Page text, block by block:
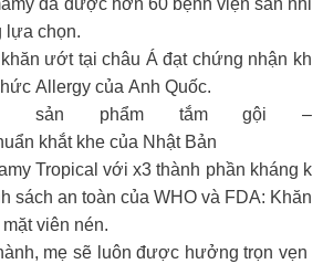
đã được hơn 60 bệnh viện sản nhi
lựa chọn.
ướt tại châu Á đạt chứng nhận kh
Allergy của Anh Quốc.
sản phẩm tắm gội –
khắt khe của Nhật Bản
Tropical với x3 thành phần kháng k
sách an toàn của WHO và FDA: Khăn
viên nén.
mẹ sẽ luôn được hưởng trọn vẹn